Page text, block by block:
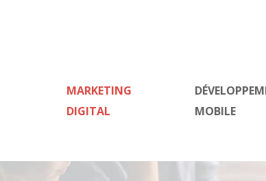
MARKETING
DIGITAL
MOBILE